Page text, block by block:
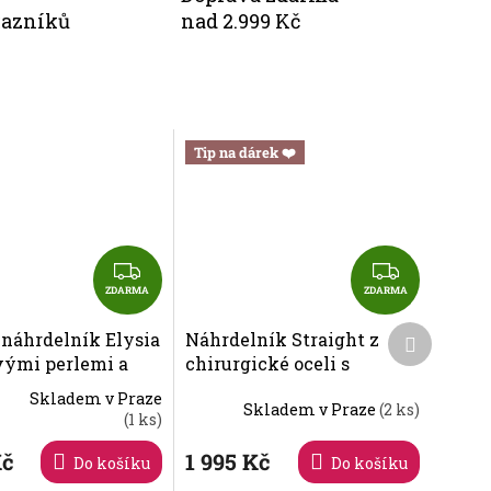
nad 2.999 Kč
Z
D
A
R
A
ZDARMA
Elysia
perlemi a
2580 66
Skladem v Praze
(1 ks)
Do košíku
Tip na dárek ❤️
Z
D
A
R
M
A
ZDARMA
Náhrdelník Straight z
chirurgické oceli s
Preciosa, emerald 7391Y66
Skladem v Praze(2 ks)
1 995 Kč Do košíku
Další
produkt